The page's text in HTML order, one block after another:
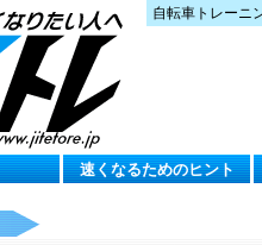
自転車トレーニ
速くなるためのヒント